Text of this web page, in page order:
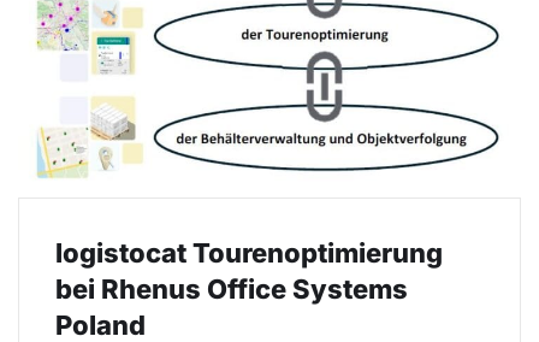
logistocat Tourenoptimierung
bei Rhenus Office Systems
Poland